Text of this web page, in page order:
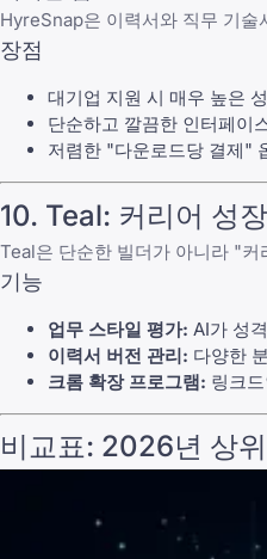
HyreSnap은 이력서와 직무 기
장점
대기업 지원 시 매우 높은
단순하고 깔끔한 인터페이
저렴한 "다운로드당 결제"
10. Teal: 커리어 성
Teal은 단순한 빌더가 아니라 "
기능
업무 스타일 평가: AI가 성
이력서 버전 관리: 다양한
크롬 확장 프로그램: 링크
비교표: 2026년 상